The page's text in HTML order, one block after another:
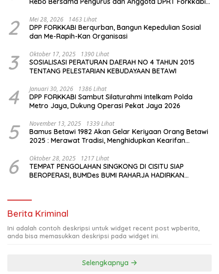
2 Mei 28, 2026 1463 Lihat
DPP FORKKABI Berqurban, Bangun Kepedulian Sosial
dan Me-Rapih-Kan Organisasi
3 Oktober 17, 2025 1390 Lihat
SOSIALISASI PERATURAN DAERAH NO 4 TAHUN 2015
TENTANG PELESTARIAN KEBUDAYAAN BETAWI
4 Januari 30, 2026 1386 Lihat
DPP FORKKABI Sambut Silaturahmi Intelkam Polda
Metro Jaya, Dukung Operasi Pekat Jaya 2026
5 November 13, 2025 1339 Lihat
Bamus Betawi 1982 Akan Gelar Keriyaan Orang Betawi
2025 : Merawat Tradisi, Menghidupkan Kearifan
6 Oktober 28, 2025 1217 Lihat
TEMPAT PENGOLAHAN SINGKONG DI CISITU SIAP
BEROPERASI, BUMDes BUMI RAHARJA HADIRKAN
Berita Kriminal
Ini adalah contoh deskripsi untuk widget recent post wpberita,
anda bisa memasukkan deskripsi pada widget ini.
Selengkapnya